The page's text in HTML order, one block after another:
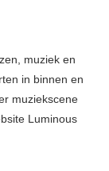
muziek en
in binnen en
muziekscene
Luminous